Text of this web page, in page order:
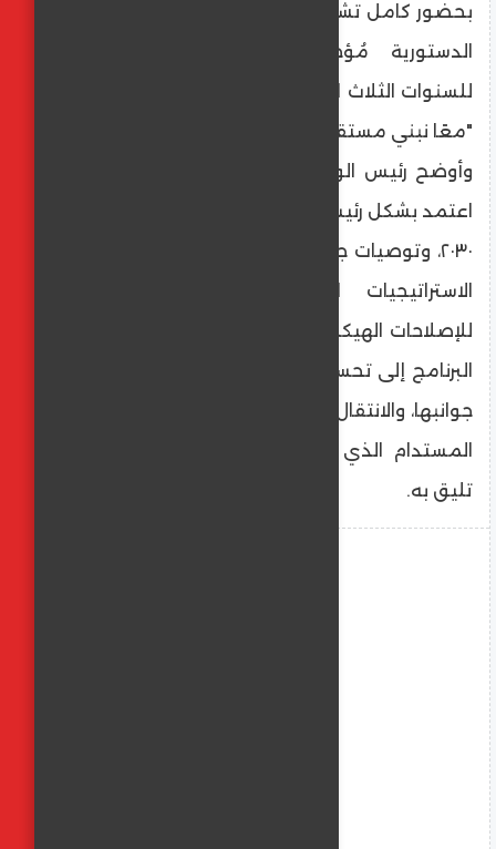
بحضور كامل تشكيل الحكومة التي أدت اليمين
الدستورية مُؤخراً، ويشمل برنامج عملها
للسنوات الثلاث المقبلة، الذي يأتي تحت عنوان
"معًا نبني مستقبلًا مستدامًا".
وأوضح رئيس الوزراء، أن برنامج عمل الحكومة
اعتمد بشكل رئيسي على مستهدفات رؤية مصر
٢٠٣٠، وتوصيات جلسات الحوار الوطني، ومختلف
الاستراتيجيات الوطنية، والبرنامج الوطني
للإصلاحات الهيكلية، حيث تسعى من خلال هذا
البرنامج إلى تحسين واقع حياة المواطن بجميع
جوانبها، والانتقال إلى مرحلة جديدة من التطوير
المستدام الذي يضع وطنَنَا في المكانة التي
تليق به.